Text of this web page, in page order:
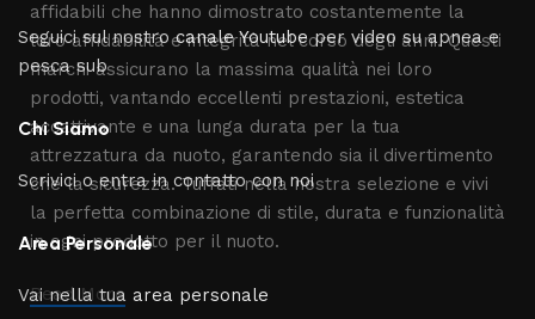
affidabili che hanno dimostrato costantemente la
loro affidabilità e integrità nel corso degli anni. Questi
marchi assicurano la massima qualità nei loro
prodotti, vantando eccellenti prestazioni, estetica
accattivante e una lunga durata per la tua
attrezzatura da nuoto, garantendo sia il divertimento
che la sicurezza. Tuffati nella nostra selezione e vivi
la perfetta combinazione di stile, durata e funzionalità
in ogni prodotto per il nuoto.
Read More
Seguici sul nostrocanale Youtubeper video su apnea e
pesca sub
Chi Siamo
Scrivici o entra in contatto con noi
Area Personale
Vai nella tua area personale